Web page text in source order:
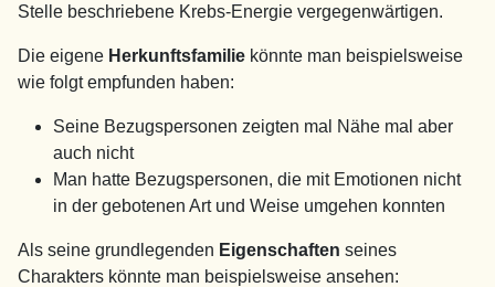
Stelle beschriebene Krebs-Energie vergegenwärtigen.
Die eigene Herkunftsfamilie könnte man beispielsweise
wie folgt empfunden haben:
Seine Bezugspersonen zeigten mal Nähe mal aber
auch nicht
Man hatte Bezugspersonen, die mit Emotionen nicht
in der gebotenen Art und Weise umgehen konnten
Als seine grundlegenden Eigenschaften seines
Charakters könnte man beispielsweise ansehen: